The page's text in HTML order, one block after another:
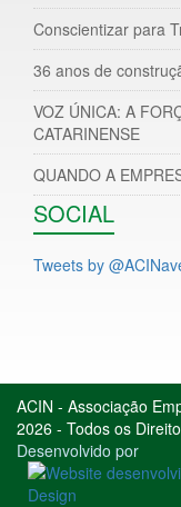
Conscientizar para
36 anos de
VOZ ÚNICA: A
CATARINENSE
QUANDO A
SOCIAL
Tweets by
ACIN - Associação
2026 - Todos os
Desenvolvido por